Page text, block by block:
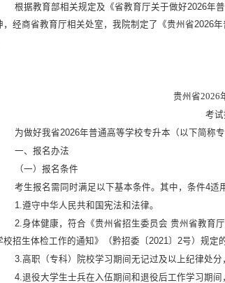
根据教育部相关规定及《省教育厅关于做好2026年
，经商省教育厅相关处室，我院制定了《贵州省2026
贵州省2026
考
为做好我省2026年普通高等学校专升本（以下简称
一、报名办法
（一）报名条件
考生报名需同时满足以下基本条件。其中，条件4适
1.遵守中华人民共和国宪法和法律。
2.身体健康，符合《贵州省招生委员会 贵州省教育
校招生体检工作的通知》（黔招委〔2021〕2号）规定
3.高职（专科）院校学习期间无记过及以上纪律处
4.退役大学生士兵在入伍期间和退役后工作学习期